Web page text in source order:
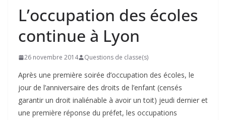
L’occupation des écoles
continue à Lyon
26 novembre 2014 Questions de classe(s)
Après une première soirée d’occupation des écoles, le
jour de l’anniversaire des droits de l’enfant (censés
garantir un droit inaliénable à avoir un toit) jeudi dernier et
une première réponse du préfet, les occupations